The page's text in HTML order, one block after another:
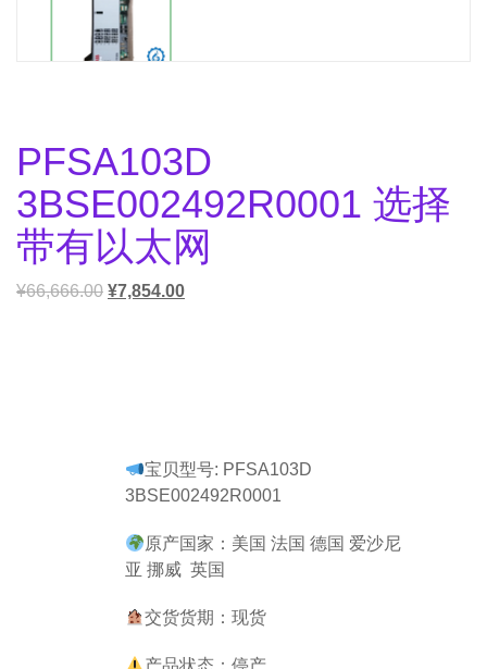
PFSA103D
3BSE002492R0001 选择
带有以太网
¥66,666.00 ¥7,854.00
宝贝型号: PFSA103D
3BSE002492R0001
原产国家：美国 法国 德国 爱沙尼
亚 挪威 英国
交货货期：现货
产品状态：停产